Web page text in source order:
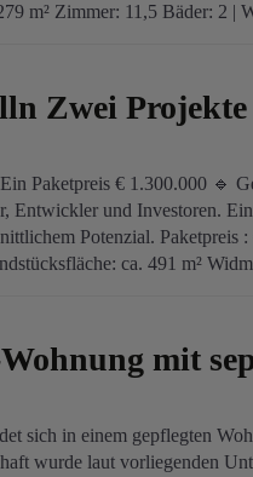
m² Zimmer: 11,5 Bäder: 2 |
Zwei
Paketpreis € 1.300.000 🔹
Entwickler und Investoren.
Potenzial.
ca. 491 m²
mit
sich in einem gepflegten
wurde laut vorliegenden